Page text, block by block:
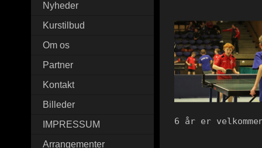
Nyheder
Kurstilbud
Om os
Partner
Kontakt
Billeder
IMPRESSUM
Arrangementer